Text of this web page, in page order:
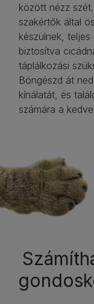
között nézz
szakértők által
készülnek,
biztosítva
táplálkozási
Böngészd át
kínálatát, és
számára a